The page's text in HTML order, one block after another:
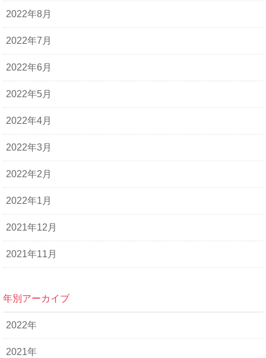
2022年8月
2022年7月
2022年6月
2022年5月
2022年4月
2022年3月
2022年2月
2022年1月
2021年12月
2021年11月
年別アーカイブ
2022年
2021年